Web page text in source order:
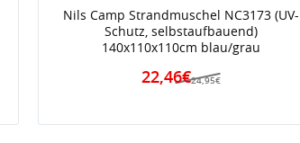
Nils Camp Strandmuschel NC3173 (UV-
Schutz, selbstaufbauend)
140x110x110cm blau/grau
24,95€
22,46€